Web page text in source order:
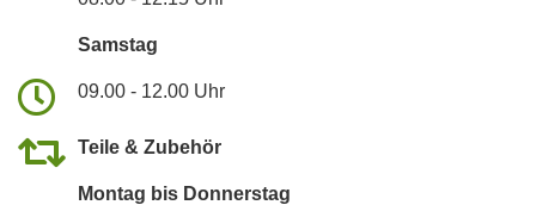
Samstag
09.00 - 12.00 Uhr
Teile & Zubehör
Montag bis Donnerstag